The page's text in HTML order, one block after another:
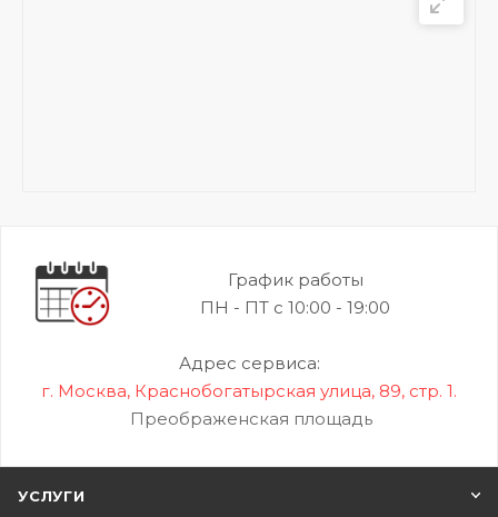
График работы
ПН - ПТ с 10:00 - 19:00
Адрес сервиса:
г. Москва, Краснобогатырская улица, 89, стр. 1.
Преображенская площадь
УСЛУГИ